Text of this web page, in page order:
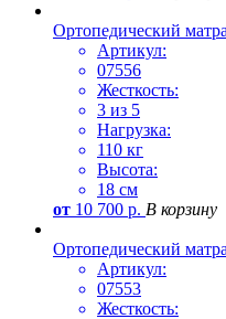
Ортопедический
Артикул:
07556
Жесткость:
3 из 5
Нагрузка:
110 кг
Высота:
18 см
от 10 700 р. В корзину
Ортопедический
Артикул:
07553
Жесткость: